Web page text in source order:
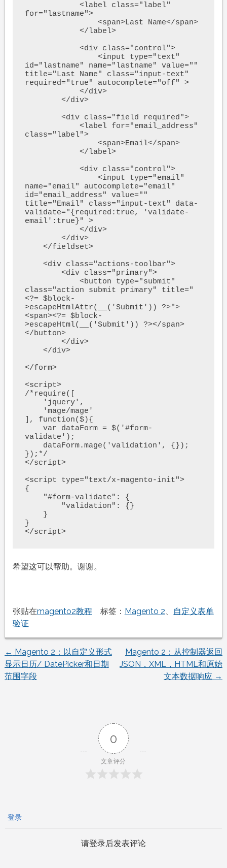
for="lastname">
id="lastname" name="lastname" value=""
title="Last Name" class="input-text"
required="true" autocomplete="off" >
class="label">
name="email" autocomplete="email"
id="email_address" value=""
title="Email" class="input-text" data-
validate="{required:true, 'validate-
email':true}" >
class="action submit primary" title="
<?= $block-
>escapeHtmlAttr(__('Submit')) ?>">
<span><?= $block-
>escapeHtml(__('Submit')) ?></span>
</button>
</form>
<script>
/*require([
], function($){
validate');
});*/
</script>
<script type="text/x-magento-init">
{
}
</script>
希望这可以帮助。谢谢。
张贴在magento2教程 标签： Magento 2、
自定义表单
验证
文
章
← Magento 2：以自定义形式
显示日历/ DatePicker和日期
范围字段
Magento 2：从控制器返回
JSON，XML，HTML和原始
文本数据响应 →
0
文章评分
登录
请登录后发表评论